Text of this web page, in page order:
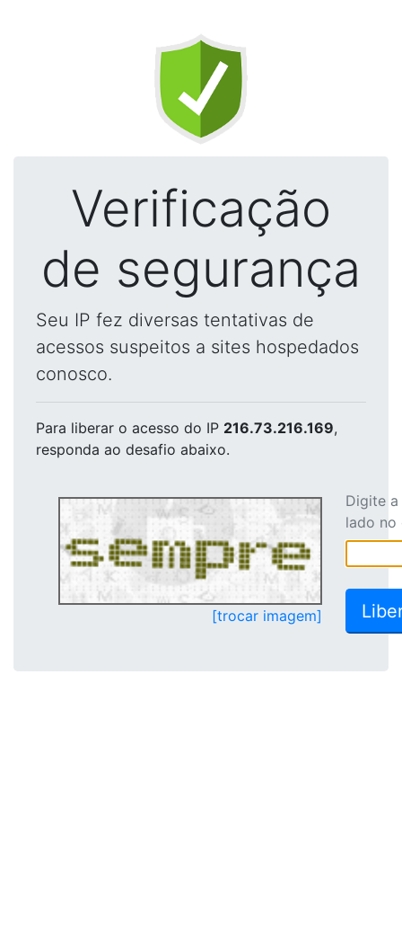
Verificação
de segurança
Seu IP fez diversas tentativas de
acessos suspeitos a sites hospedados
conosco.
Para liberar o acesso do IP 216.73.216.169,
responda ao desafio abaixo.
[trocar imagem]
Digite
lado no